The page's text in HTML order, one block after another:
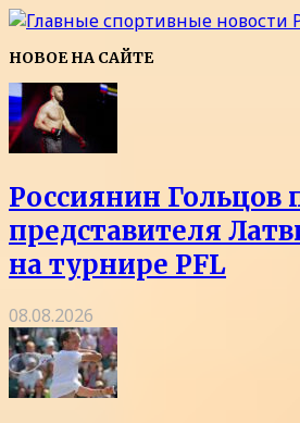
НОВОЕ НА САЙТЕ
Россиянин Гольцов
представителя
на турнире PFL
08.08.2026